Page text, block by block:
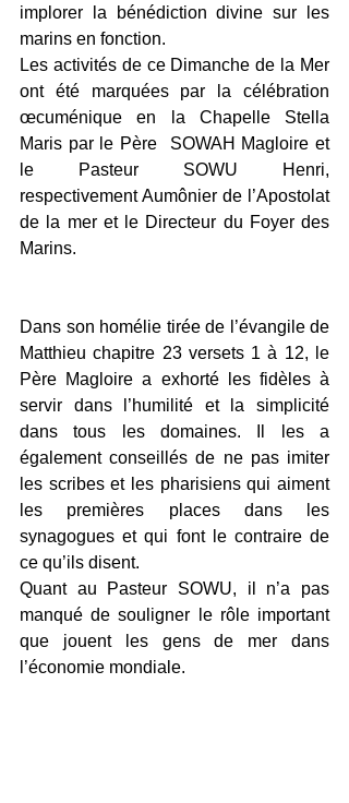
implorer la bénédiction divine sur les
marins en fonction.
Les activités de ce Dimanche de la Mer
ont été marquées par la célébration
œcuménique en la Chapelle Stella
Maris par le Père  SOWAH Magloire et
le Pasteur SOWU Henri,
respectivement Aumônier de l’Apostolat
de la mer et le Directeur du Foyer des
Marins.
Dans son homélie tirée de l’évangile de
Matthieu chapitre 23 versets 1 à 12, le
Père Magloire a exhorté les fidèles à
servir dans l’humilité et la simplicité
dans tous les domaines. Il les a
également conseillés de ne pas imiter
les scribes et les pharisiens qui aiment
les premières places dans les
synagogues et qui font le contraire de
ce qu’ils disent.
Quant au Pasteur SOWU, il n’a pas
manqué de souligner le rôle important
que jouent les gens de mer dans
l’économie mondiale.